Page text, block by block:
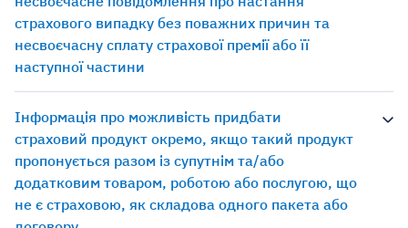
страхового випадку без поважних причин та
несвоєчасну сплату страхової премії або її
наступної частини
Інформація про можливість придбати
страховий продукт окремо, якщо такий продукт
пропонується разом із супутнім та/або
додатковим товаром, роботою або послугою, що
не є страховою, як складова одного пакета або